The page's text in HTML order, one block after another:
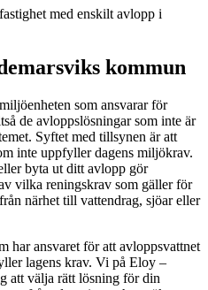
med enskilt avlopp i
kommun
som ansvarar för
de avloppslösningar som inte är
Syftet med tillsynen är att
inte uppfyller dagens miljökrav.
byta ut ditt avlopp gör
vilka reningskrav som gäller för
närhet till vattendrag, sjöar eller
har ansvaret för att avloppsvattnet
lagens krav. Vi på Eloy –
att välja rätt lösning för din